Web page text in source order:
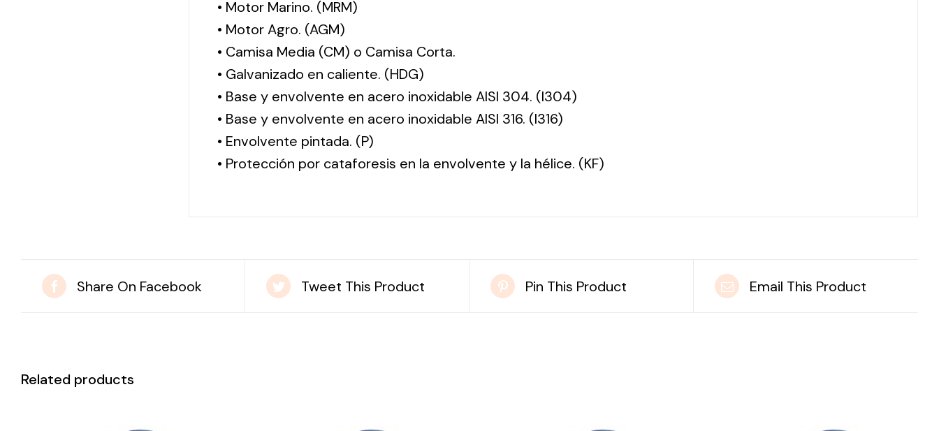
• Motor Marino. (MRM)
• Motor Agro. (AGM)
• Camisa Media (CM) o Camisa Corta.
• Galvanizado en caliente. (HDG)
• Base y envolvente en acero inoxidable AISI 304. (I304)
• Base y envolvente en acero inoxidable AISI 316. (I316)
• Envolvente pintada. (P)
• Protección por cataforesis en la envolvente y la hélice. (KF)
Share On Facebook Tweet This Product Pin This Product Email This Product
Related products